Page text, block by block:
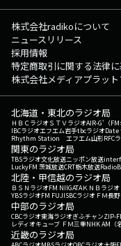
株式会社radikoについて
ニュースリリース
採用情報
特定商取引に関する法律
株式会社メディアプラッ
北海道・東北のラジオ局
ＨＢＣラジオＳＴＶラジオAIR-G'（FM
IBCラジオエフエム岩手tbcラジオDate
Rhythm Station エフエム山形RFC
関東のラジオ局
TBSラジオ文化放送ニッポン放送
LuckyFM 茨城放送CRT栃木放送
北陸・甲信越のラジオ局
ＢＳＮラジオFM NIIGATAＫＮＢラジオ
YBSラジオFM FUJISBCラジオ ＦＭ長野
中部のラジオ局
CBCラジオ東海ラジオぎふチャンZIP-
レディオキューブ ＦＭ三重NHK AM（
近畿のラジオ局